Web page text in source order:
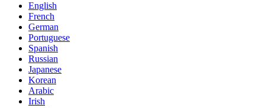
English
French
German
Portuguese
Spanish
Russian
Japanese
Korean
Arabic
Irish